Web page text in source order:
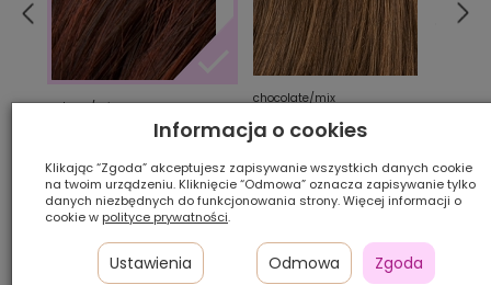
auburn/mix
chocolate/mix
Ilość szt.:
Cena katalogowa: 1 750,00 zł
Informacja o cookies
Klikając “Zgoda” akceptujesz zapisywanie wszystkich danych cookie
na twoim urządzeniu. Kliknięcie “Odmowa” oznacza zapisywanie tylko
danych niezbędnych do funkcjonowania strony. Więcej informacji o
cookie w polityce prywatności.
Ustawienia Odmowa Zgoda